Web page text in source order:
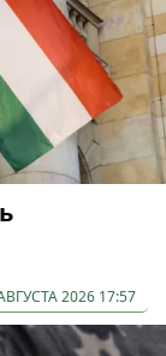
2026 17:57